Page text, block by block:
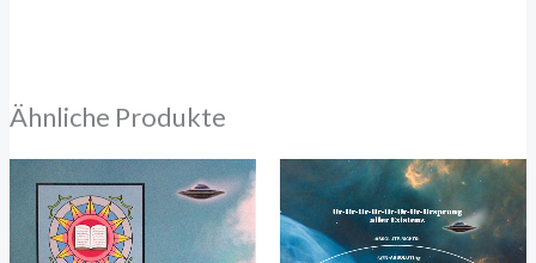
Ähnliche Produkte